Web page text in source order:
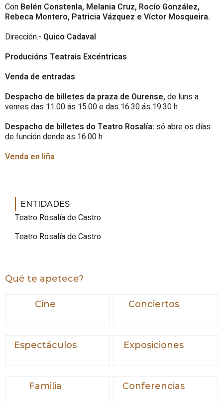
Con Belén Constenla, Melania Cruz, Rocío González,
Rebeca Montero, PatriciaVázquez e Víctor Mosqueira.
Dirección.- Quico Cadaval
Producións Teatrais Excéntricas
Venda de entradas
Despacho de billetes da praza de Ourense, de luns a
venres das 11.00 ás 15.00 e das 16.30 ás 19.30 h
Despacho de billetes do Teatro Rosalía: só abre os días
de función dende as 16.00 h
Venda en liña
ENTIDADES
Teatro Rosalía de Castro
Teatro Rosalía de Castro
Qué te apetece?
Cine Conciertos
Espectáculos Exposiciones
Familia Conferencias